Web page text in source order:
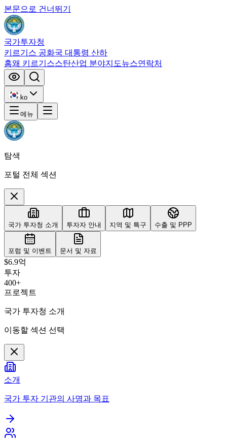
본문으로 건너뛰기
국가투자청
키르기스 공화국 대통령 산하
홈왜 키르기스스탄산업 분야지도뉴스연락처
ko
메뉴
탐색
포털 전체 섹션
국가 투자청 소개 투자자 안내 지역 및 특구 수출 및 PPP
포럼 및 이벤트 문서 및 자료
$6.9억
투자
400+
프로젝트
국가 투자청 소개
이동할 섹션 선택
소개
국가 투자 기관의 사명과 목표